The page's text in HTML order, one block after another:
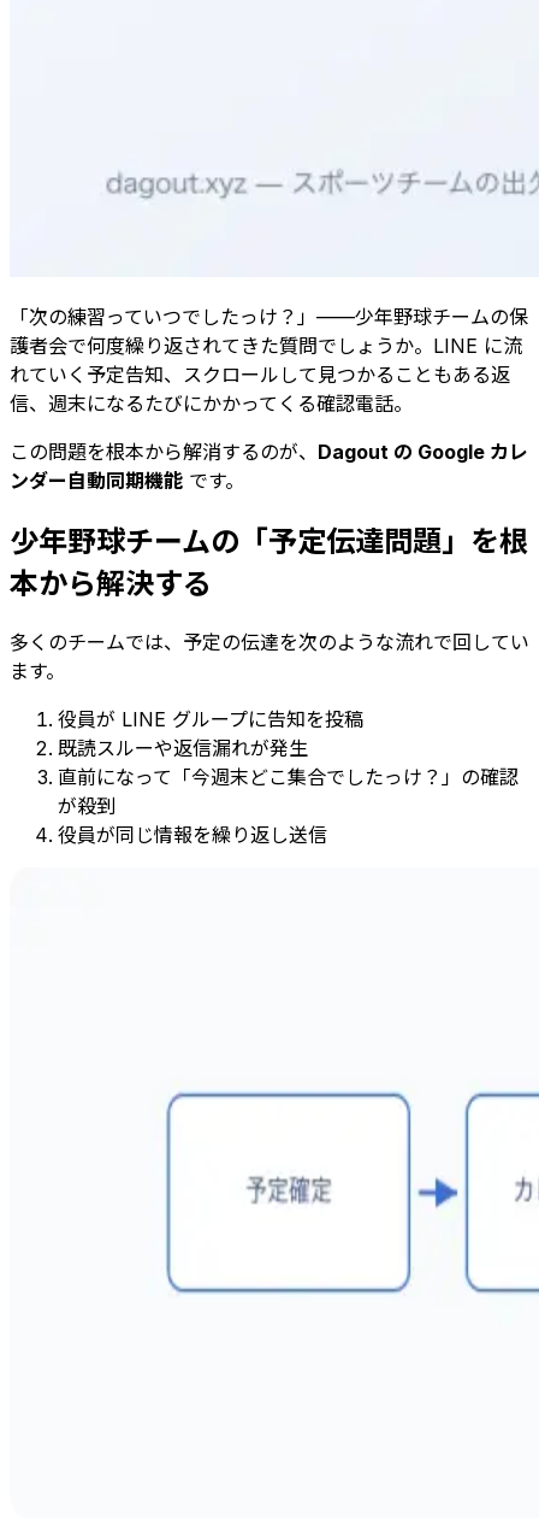
「次の練習っていつでしたっけ？」——少年野球チームの保
護者会で何度繰り返されてきた質問でしょうか。LINE に流
れていく予定告知、スクロールして見つかることもある返
信、週末になるたびにかかってくる確認電話。
この問題を根本から解消するのが、 Dagout の Google カレ
ンダー自動同期機能 です。
少年野球チームの「予定伝達問題」を根
本から解決する
多くのチームでは、予定の伝達を次のような流れで回してい
ます。
役員が LINE グループに告知を投稿
既読スルーや返信漏れが発生
直前になって「今週末どこ集合でしたっけ？」の確認
が殺到
役員が同じ情報を繰り返し送信